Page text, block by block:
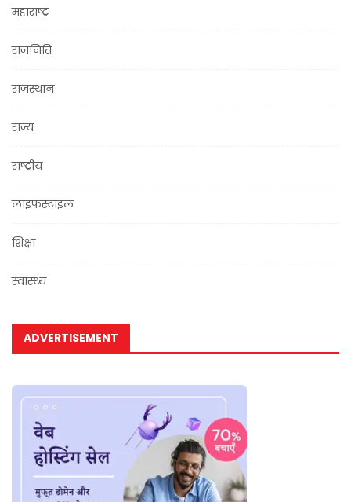
महाराष्ट्र
राजनिति
राजस्थान
राज्य
राष्ट्रीय
लाइफस्टाइल
शिक्षा
स्वास्थ्य
ADVERTISEMENT